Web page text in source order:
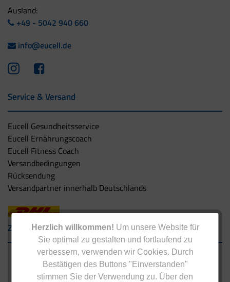
Herzlich willkommen! Um unsere Website für
Sie optimal zu gestalten und fortlaufend zu
verbessern, verwenden wir Cookies. Durch
Bestätigen des Buttons "Einverstanden"
stimmen Sie der Verwendung zu. Über den
Ausland:
+49 - 5042 940 660
info@eucell.de
Service & Versand
Eucell Gesundheitsservice
Eucell Ernährungscoach
Eucell Fitness Coach
Versandbedingungen
Rücksendung
Versandpartner innerhalb Deutschlands
Zahlungsarten